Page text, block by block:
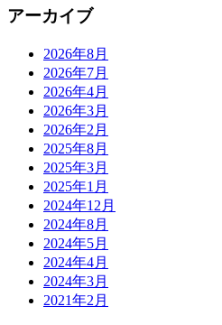
ョ
アーカイブ
2026年8月
2026年7月
2026年4月
2026年3月
2026年2月
2025年8月
2025年3月
2025年1月
2024年12月
2024年8月
2024年5月
2024年4月
2024年3月
2021年2月